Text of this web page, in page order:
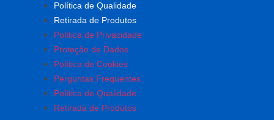
Política de Qualidade
Retirada de Produtos
Política de Privacidade
Proteção de Dados
Política de Cookies
Perguntas Frequentes
Política de Qualidade
Retirada de Produtos